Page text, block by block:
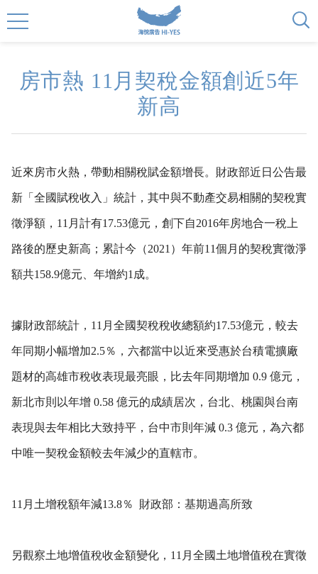
房市熱 11月契稅金額創近5年
新高
近來房市火熱，帶動相關稅賦金額增長。財政部近日公告最
新「全國賦稅收入」統計，其中與不動產交易相關的契稅實
徵淨額，11月計有17.53億元，創下自2016年房地合一稅上
路後的歷史新高；累計今（2021）年前11個月的契稅實徵淨
額共158.9億元、年增約1成。
據財政部統計，11月全國契稅稅收總額約17.53億元，較去
年同期小幅增加2.5％，六都當中以近來受惠於台積電擴廠
題材的高雄市稅收表現最亮眼，比去年同期增加 0.9 億元，
新北市則以年增 0.58 億元的成績居次，台北、桃園與台南
表現與去年相比大致持平，台中市則年減 0.3 億元，為六都
中唯一契稅金額較去年減少的直轄市。
11月土增稅額年減13.8％ 財政部：基期過高所致
另觀察土地增值稅收金額變化，11月全國土地增值稅在實徵